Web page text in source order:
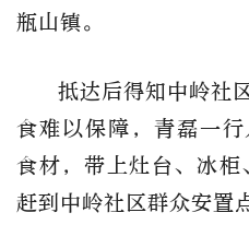
瓶山镇。
抵达后得知中岭社
食难以保障，青磊一
食材，带上灶台、冰
赶到中岭社区群众安置